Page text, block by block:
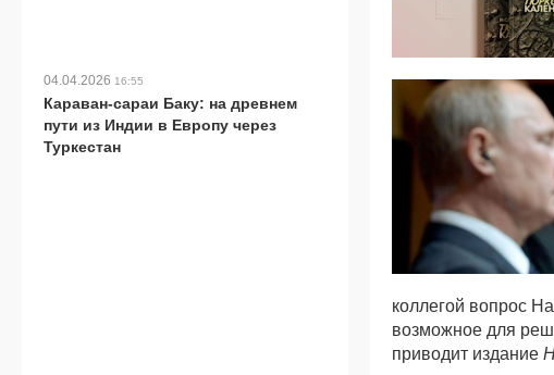
коллегой вопрос
возможное для
приводит издание
04.04.2026 16:55
Караван-сараи Баку: на древнем
пути из Индии в Европу через
Туркестан